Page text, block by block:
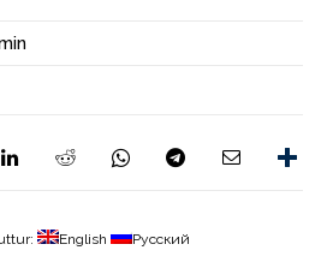
English Русский